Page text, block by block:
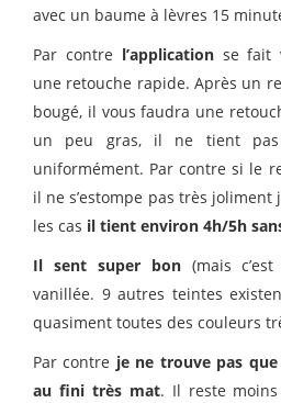
avec un baume à lèvres 15
Par contre l’applicationse fait
une retouche rapide. Après un
bougé, il vous faudra une
un peu gras, il ne tient pas
uniformément. Par contre si le
il ne s’estompe pas très
les cas il tient environ 4h/5h
Il sent super bon(mais
vanillée. 9 autres teintes
quasiment toutes des couleurs
Par contre je ne trouve pas
au fini très mat. Il reste